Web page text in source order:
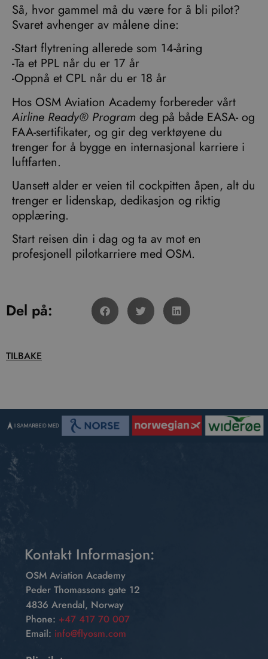
Så, hvor gammel må du være for å bli pilot?
Svaret avhenger av målene dine:
-Start flytrening allerede som 14-åring
-Ta et PPL når du er 17 år
-Oppnå et CPL når du er 18 år
Hos OSM Aviation Academy forbereder vårt
Airline Ready® Program deg på både EASA- og
FAA-sertifikater, og gir deg verktøyene du
trenger for å bygge en internasjonal karriere i
luftfarten.
Uansett alder er veien til cockpitten åpen, alt du
trenger er lidenskap, dedikasjon og riktig
opplæring.
Start reisen din i dag og ta av mot en
profesjonell pilotkarriere med OSM.
Del på:
TILBAKE
Kontakt Informasjon:
OSM Aviation Academy
Peder Thomassons gate 12
4836 Arendal, Norway
Phone: +47 417 70 007
Email: info@flyosm.com